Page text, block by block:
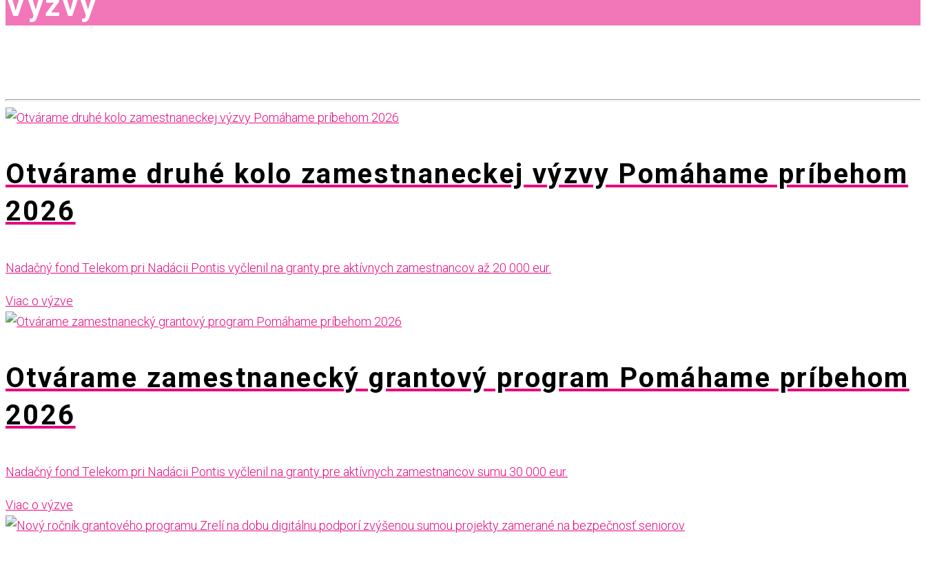
Otvárame druhé kolo zamestnaneckej výzvy Pomáhame príbehom
2026
Nadačný fond Telekom pri Nadácii Pontis vyčlenil na granty pre aktívnych zamestnancov až 20 000 eur.
Viac o výzve
Otvárame zamestnanecký grantový program Pomáhame príbehom
2026
Nadačný fond Telekom pri Nadácii Pontis vyčlenil na granty pre aktívnych zamestnancov sumu 30 000 eur.
Viac o výzve